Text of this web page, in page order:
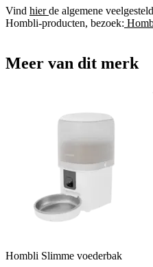
Vind hierde algemene
Hombli-producten, bezoek:
Meer van dit merk
Hombli Slimme voederbak